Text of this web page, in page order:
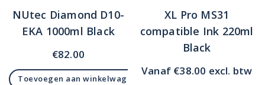
NUtec Diamond D10-
EKA 1000ml Black
€82.00
Toevoegen aan winkelwagen
XL Pro MS31
compatible Ink 220ml
Black
Vanaf €38.00 excl. btw